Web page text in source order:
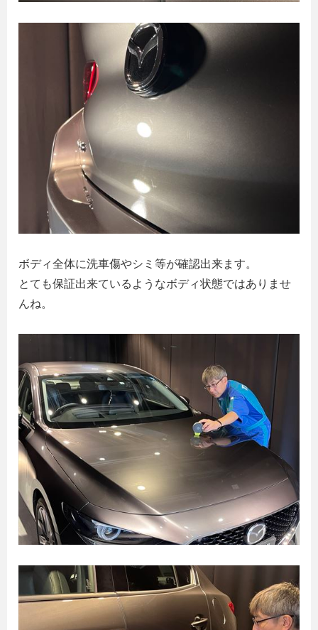
ボディ全体に洗車傷やシミ等が確認出来ます。
とても保証出来ているようなボディ状態ではありませ
んね。